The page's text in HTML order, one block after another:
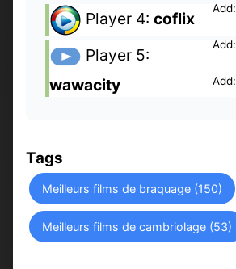
Add:
Player 4: coflix
Add:
Player 5:
wawacity
Add:
Tags
Meilleurs films de braquage (150)
Meilleurs films de cambriolage (53)